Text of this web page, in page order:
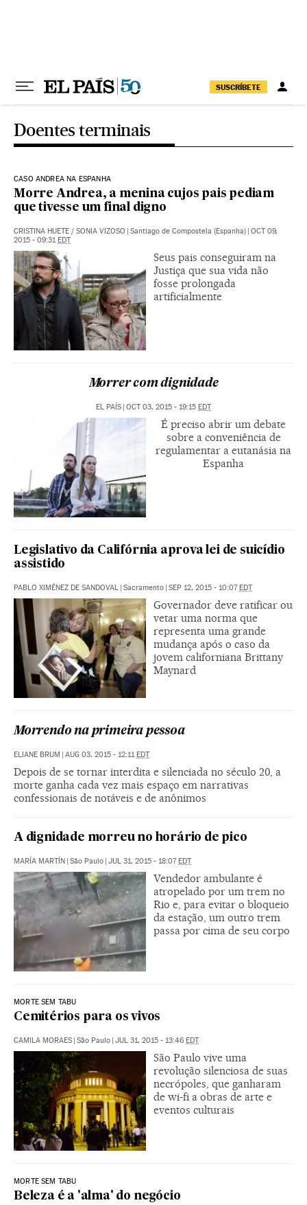
SUSCRÍBETE
Doentes terminais
CASO ANDREA NA ESPANHA
Morre Andrea, a menina cujos pais pediam
que tivesse um final digno
CRISTINA HUETE / SONIA VIZOSO | Santiago de Compostela (Espanha) | OCT 09,
2015 - 09:31EDT
Seus pais conseguiram na
Justiça que sua vida não
fosse prolongada
artificialmente
Morrer com dignidade
EL PAÍS | OCT 03, 2015 - 19:15 EDT
É preciso abrir um debate
sobre a conveniência de
regulamentar a eutanásia na
Espanha
Legislativo da Califórnia aprova lei de suicídio
assistido
PABLO XIMÉNEZ DE SANDOVAL | Sacramento | SEP 12, 2015 - 10:07EDT
Governador deve ratificar ou
vetar uma norma que
representa uma grande
mudança após o caso da
jovem californiana Brittany
Maynard
Morrendo na primeira pessoa
ELIANE BRUM | AUG 03, 2015 - 12:11EDT
Depois de se tornar interdita e silenciada no século 20, a
morte ganha cada vez mais espaço em narrativas
confessionais de notáveis e de anônimos
A dignidade morreu no horário de pico
MARÍA MARTÍN | São Paulo | JUL 31, 2015 - 18:07EDT
Vendedor ambulante é
atropelado por um trem no
Rio e, para evitar o bloqueio
da estação, um outro trem
passa por cima de seu corpo
MORTE SEM TABU
Cemitérios para os vivos
CAMILA MORAES | São Paulo | JUL 31, 2015 - 13:46 EDT
São Paulo vive uma
revolução silenciosa de suas
necrópoles, que ganharam
de wi-fi a obras de arte e
eventos culturais
MORTE SEM TABU
Beleza é a 'alma' do negócio